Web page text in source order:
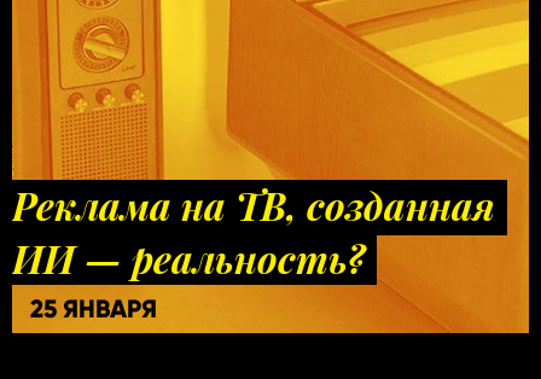
Реклама на ТВ, созданная
ИИ — реальность?
25 ЯНВАРЯ